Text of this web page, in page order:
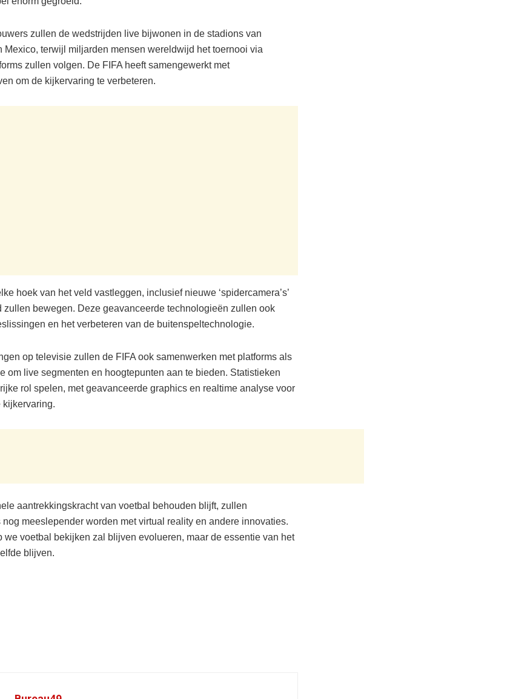
zullen de wedstrijden live bijwonen in de stadions van
Mexico, terwijl miljarden mensen wereldwijd het toernooi via
zullen volgen. De FIFA heeft samengewerkt met
om de kijkervaring te verbeteren.
hoek van het veld vastleggen, inclusief nieuwe ‘spidercamera’s’
zullen bewegen. Deze geavanceerde technologieën zullen ook
en het verbeteren van de buitenspeltechnologie.
op televisie zullen de FIFA ook samenwerken met platforms als
om live segmenten en hoogtepunten aan te bieden. Statistieken
rol spelen, met geavanceerde graphics en realtime analyse voor
kijkervaring.
aantrekkingskracht van voetbal behouden blijft, zullen
nog meeslepender worden met virtual reality en andere innovaties.
we voetbal bekijken zal blijven evolueren, maar de essentie van het
blijven.